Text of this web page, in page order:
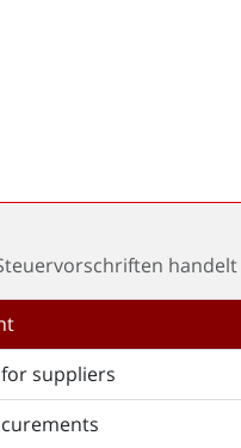
handelt
suppliers